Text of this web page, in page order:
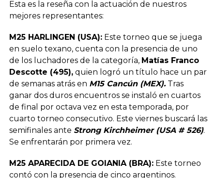
Esta es la reseña con la actuación de nuestros
mejores representantes:
M25 HARLINGEN (USA):Este torneo que se juega
en suelo texano, cuenta con la presencia de uno
de los luchadores de la categoría, Matías Franco
Descotte (495),quien logró un título hace un par
de semanas atrás en M15 Cancún (MEX).Tras
ganar dos duros encuentros se instaló en cuartos
de final por octava vez en esta temporada, por
cuarto torneo consecutivo. Este viernes buscará las
semifinales ante Strong Kirchheimer (USA # 526).
Se enfrentarán por primera vez.
M25 APARECIDA DE GOIANIA (BRA):Este torneo
contó con la presencia de cinco argentinos.